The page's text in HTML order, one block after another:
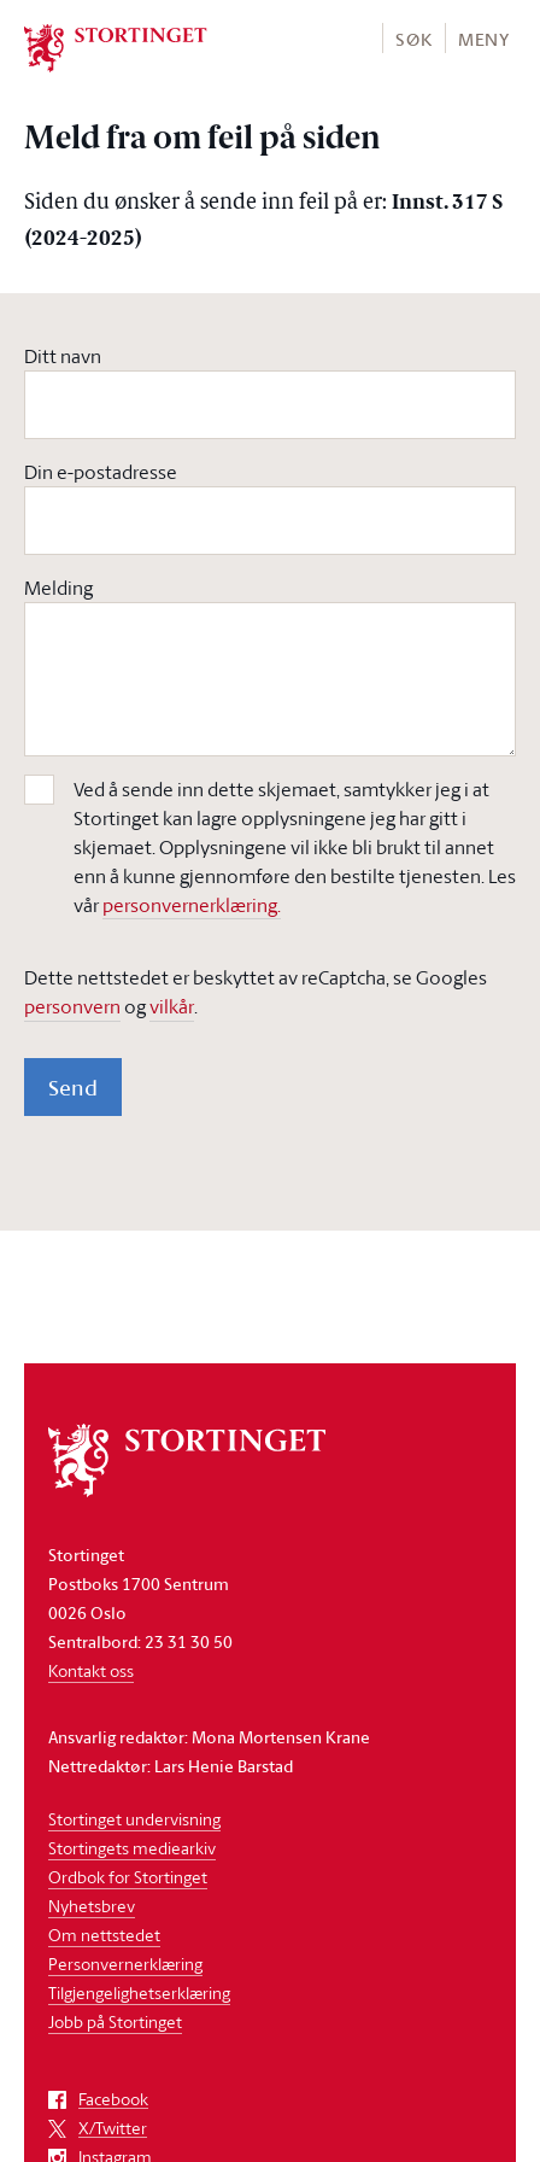
Stortinget.no
SØK MENY
Meld fra om feil på siden
Siden du ønsker å sende inn feil på er: Innst. 317 S
(2024-2025)
Ditt navn
Din e-postadresse
Melding
Ved å sende inn dette skjemaet, samtykker jeg i at
Stortinget kan lagre opplysningene jeg har gitt i
skjemaet. Opplysningene vil ikke bli brukt til annet
enn å kunne gjennomføre den bestilte tjenesten. Les
vårpersonvernerklæring.
Dette nettstedet er beskyttet av reCaptcha, se Googles
personvern ogvilkår.
Send
Om
stortinget
Stortinget
Postboks 1700 Sentrum
0026 Oslo
Sentralbord: 23 31 30 50
Kontakt oss
Ansvarlig redaktør: Mona Mortensen Krane
Nettredaktør: Lars Henie Barstad
Stortinget undervisning
Stortingets mediearkiv
Ordbok for Stortinget
Nyhetsbrev
Om nettstedet
Personvernerklæring
Tilgjengelighetserklæring
Jobb på Stortinget
Facebook
X/Twitter
Instagram